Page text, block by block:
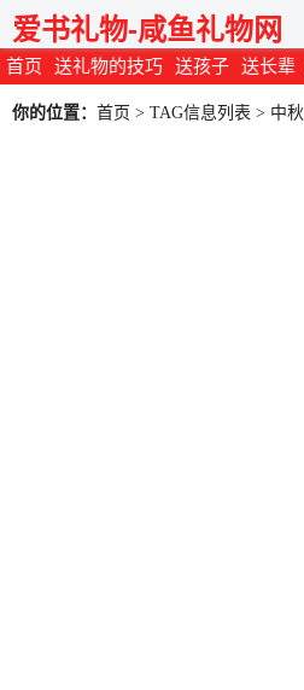
首页 送礼物的技巧 送孩子 送长辈
爱书礼物-咸鱼礼物网
你的位置： 首页 > TAG信息列表 > 中秋